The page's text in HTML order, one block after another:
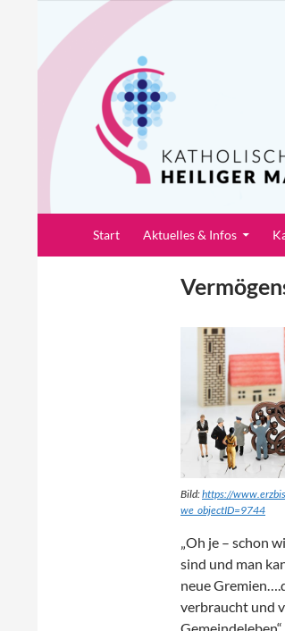
springen
Pfarrei Heiliger Martin
Start Aktuelles & Infos
Bild:https://
we_objectID=9744
„Oh je – schon
sind und man
neue
verbraucht und